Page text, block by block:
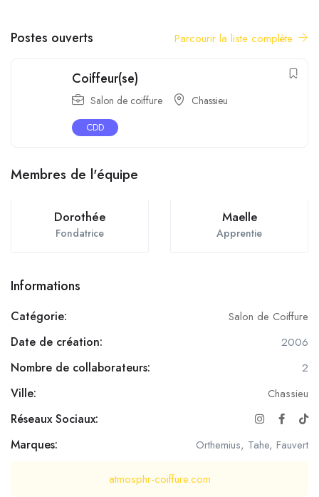
Postes ouverts Parcourir la liste complète
Coiffeur(se)
Salon de coiffure Chassieu
CDD
Membres de l'équipe
Dorothée
Fondatrice
Maelle
Apprentie
Informations
Catégorie: Salon de Coiffure
Date de création: 2006
Nombre de collaborateurs: 2
Ville: Chassieu
Réseaux Sociaux:
Marques:
Orthemius, Tahe, Fauvert
atmosphr-coiffure.com